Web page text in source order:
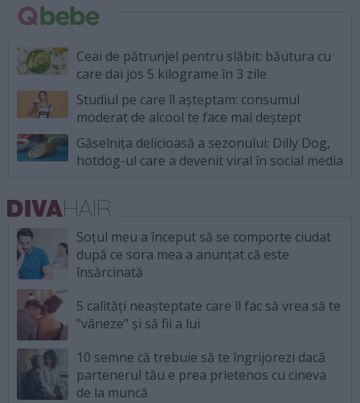
Ceai de pătrunjel pentru slăbit: băutura cu
care dai jos 5 kilograme în 3 zile
Studiul pe care îl așteptam: consumul
moderat de alcool te face mai deștept
Găselnița delicioasă a sezonului: Dilly Dog,
hotdog-ul care a devenit viral în social media
Soțul meu a început să se comporte ciudat
după ce sora mea a anunțat că este
însărcinată
5 calități neașteptate care îl fac să vrea să te
"vâneze" și să fii a lui
10 semne că trebuie să te îngrijorezi dacă
partenerul tău e prea prietenos cu cineva
de la muncă